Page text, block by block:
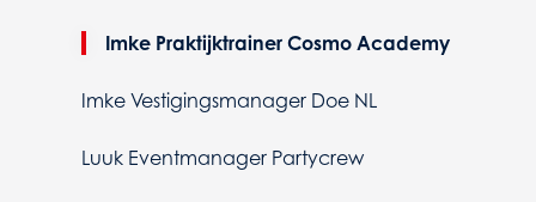
Imke Praktijktrainer Cosmo Academy
Imke Vestigingsmanager Doe NL
Luuk Eventmanager Partycrew